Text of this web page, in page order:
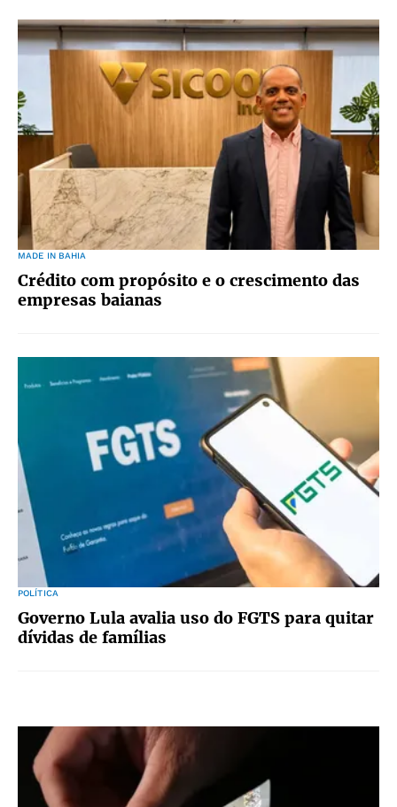
MADE IN BAHIA
Crédito com propósito e o crescimento das
empresas baianas
POLÍTICA
Governo Lula avalia uso do FGTS para quitar
dívidas de famílias